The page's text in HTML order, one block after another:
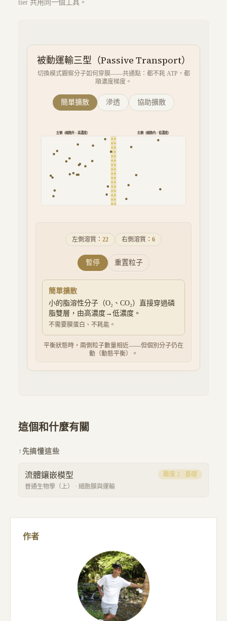
tier 共用同一個工具。
被動運輸三型（Passive Transport）
切換模式觀察分子如何穿膜——共通點：都不耗 ATP，都
順濃度梯度。
簡單擴散 滲透 協助擴散
左側（細胞外 / 高濃度） 右側（細胞內 / 低濃度）
左側溶質： 22 右側溶質： 6
暫停 重置粒子
簡單擴散
小的脂溶性分子（O₂、CO₂）直接穿過磷
脂雙層，由高濃度→低濃度。
不需要膜蛋白、不耗能。
平衡狀態時，兩側粒子數量相近——但個別分子仍在
動（動態平衡）。
這個和什麼有關
↑ 先搞懂這些
流體鑲嵌模型
普通生物學（上） · 細胞膜與運輸
難度 2 · 基礎
作者